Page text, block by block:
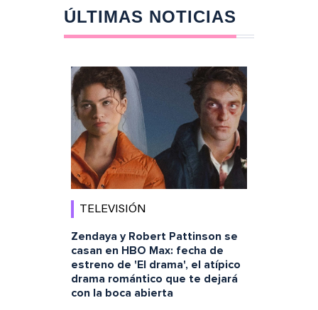
ÚLTIMAS NOTICIAS
TELEVISIÓN
Zendaya y Robert Pattinson se
casan en HBO Max: fecha de
estreno de 'El drama', el atípico
drama romántico que te dejará
con la boca abierta